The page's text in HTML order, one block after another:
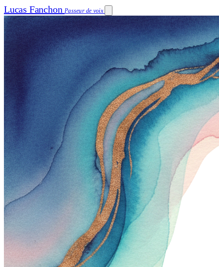
Lucas Fanchon Passeur de voix